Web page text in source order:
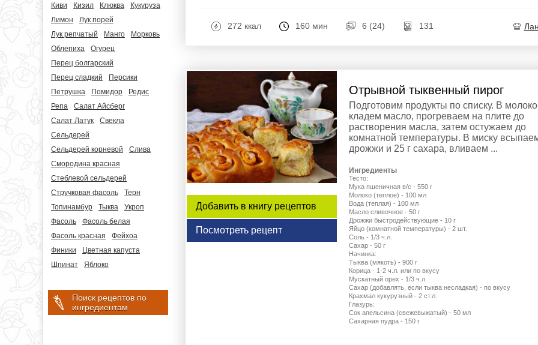
Киви
Кизил Клюква
Кукуруза
Лимон
Лук порей
Лук репчатый
Манго
Морковь
Облепиха
Огурец
Перец болгарский
Перец сладкий
Персики
Петрушка
Помидор
Редис
Репа
Салат Айсберг
Салат Латук
Свекла
Сельдерей
Сельдерей корневой
Слива
Смородина красная
Стеблевой сельдерей
Стручковая фасоль
Терн
Топинамбур
Тыква
Укроп
Фасоль
Фасоль белая
Фасоль красная
Фейхоа
Финики
Цветная капуста
Шпинат
Яблоко
Поиск рецептов по
ингредиентам
272 ккал 160 мин 6 (24) 131
Добавить в книгу рецептов
Посмотреть рецепт
Отрывной тыквенный пирог
Подготовим продукты по списку. В молоко
кладем масло, прогреваем на плите до
растворения масла, затем остужаем до
комнатной температуры. В миску
дрожжи и 25 г сахара, вливаем ...
Ингредиенты
Тесто:
Мука пшеничная в/c - 550 г
Молоко (теплое) - 100 мл
Вода (теплая) - 100 мл
Масло сливочное - 50 г
Дрожжи быстродействующие - 10 г
Яйцо (комнатной температуры) - 2 шт.
Соль - 1/3 ч.л.
Сахар - 50 г
Начинка:
Тыква (мякоть) - 900 г
Корица - 1-2 ч.л. или по вкусу
Мускатный орех - 1/3 ч.л.
Сахар (добавлять, если тыква несладкая) - по вкусу
Крахмал кукурузный - 2 ст.л.
Глазурь:
Сок апельсина (свежевыжатый) - 50 мл
Сахарная пудра - 150 г